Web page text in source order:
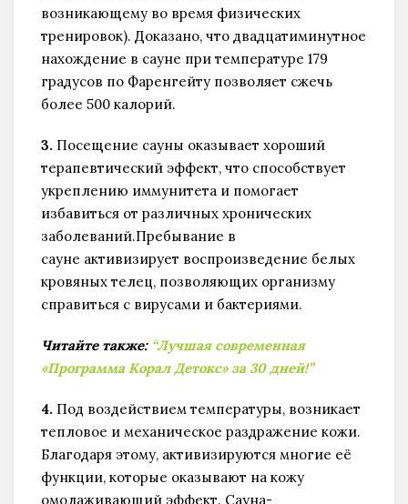
возникающему во время физических
тренировок). Доказано, что двадцатиминутное
нахождение в сауне при температуре 179
градусов по Фаренгейту позволяет сжечь
более 500 калорий.
3. Посещение сауны оказывает хороший
терапевтический эффект, что способствует
укреплению иммунитета и помогает
избавиться от различных хронических
заболеваний.Пребывание в
сауне активизирует воспроизведение белых
кровяных телец, позволяющих организму
справиться с вирусами и бактериями.
Читайте также: “Лучшая современная
«Программа Корал Детокс» за 30 дней!”
4. Под воздействием температуры, возникает
тепловое и механическое раздражение кожи.
Благодаря этому, активизируются многие её
функции, которые оказывают на кожу
омолаживающий эффект. Сауна-